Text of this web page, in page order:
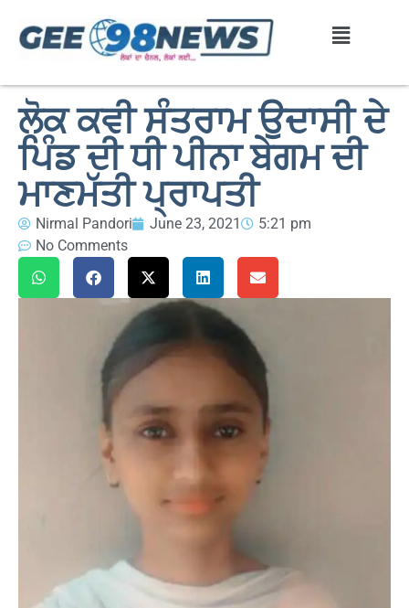
ਲੋਕ ਕਵੀ ਸੰਤਰਾਮ ਉਦਾਸੀ ਦੇ
ਪਿੰਡ ਦੀ ਧੀ ਪੀਨਾ ਬੇਗਮ ਦੀ
ਮਾਣਮੱਤੀ ਪ੍ਰਾਪਤੀ
Nirmal Pandori June 23, 2021
5:21 pm
No Comments